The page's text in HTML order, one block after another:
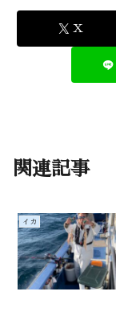
X
関連記事
イカ